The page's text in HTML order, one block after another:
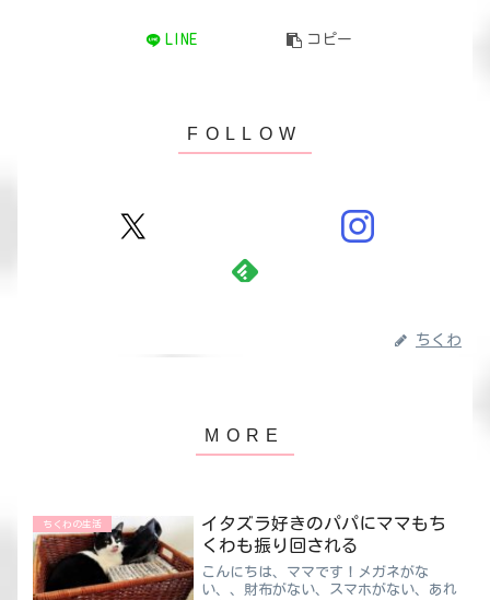
LINE コピー
ちくわ
ちくわの生活
イタズラ好きのパパにママもち
くわも振り回される
こんにちは、ママです！メガネがな
い、、財布がない、スマホがない、あれ